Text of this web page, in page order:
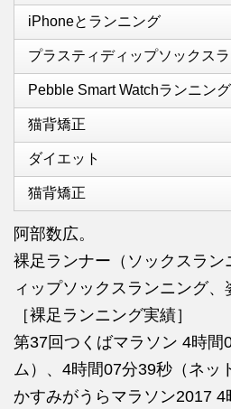
iPhoneとランニング
プラスティディップソックス
Pebble Smart Watchランニン
猫背矯正
ダイエット
猫背矯正
阿部数広。
裸足ランナー（ソックスラ
ィップソックスランニング、
［裸足ランニング実績］
第37回つくばマラソン 4時間
ム）、4時間07分39秒（ネッ
かすみがうらマラソン2017 4